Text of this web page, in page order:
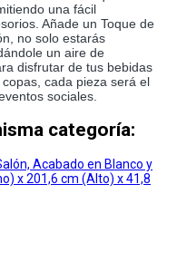
una fácil
Añade un Toque de
no solo estarás
un aire de
disfrutar de tus bebidas
cada pieza será el
sociales.
categoría: